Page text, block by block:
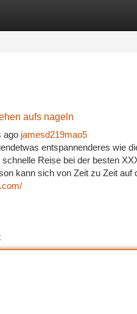
aufs nageln
ago jamesd219mao5
entspannenderes wie
Reise bei der besten
kann sich von Zeit zu Zeit